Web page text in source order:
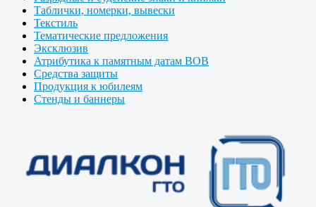
Таблички, номерки, вывески
Текстиль
Тематические предложения
Эксклюзив
Атрибутика к памятным датам ВОВ
Средства защиты
Продукция к юбилеям
Стенды и баннеры